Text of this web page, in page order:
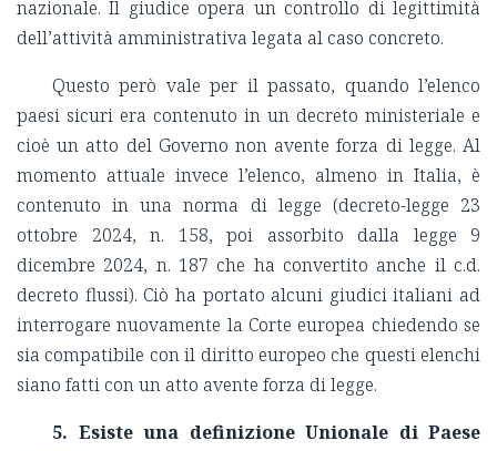
nazionale. Il giudice opera un controllo di legittimità
dell’attività amministrativa legata al caso concreto.
Questo però vale per il passato, quando l’elenco
paesi sicuri era contenuto in un decreto ministeriale e
cioè un atto del Governo non avente forza di legge. Al
momento attuale invece l’elenco, almeno in Italia, è
contenuto in una norma di legge (decreto-legge 23
ottobre 2024, n. 158, poi assorbito dalla legge 9
dicembre 2024, n. 187 che ha convertito anche il c.d.
decreto flussi). Ciò ha portato alcuni giudici italiani ad
interrogare nuovamente la Corte europea chiedendo se
sia compatibile con il diritto europeo che questi elenchi
siano fatti con un atto avente forza di legge.
5. Esiste una definizione Unionale di Paese